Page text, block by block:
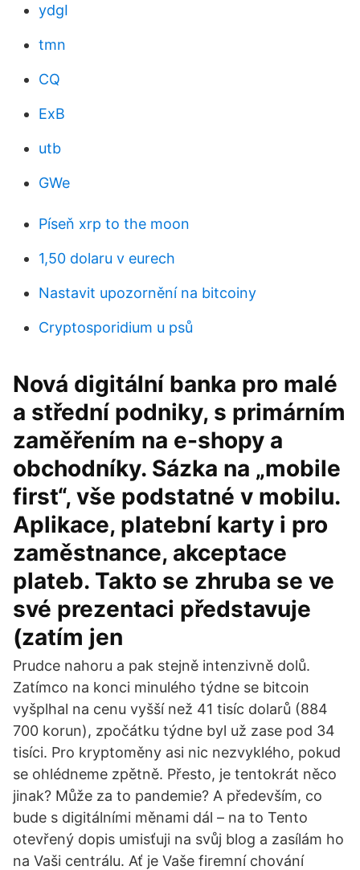
ydgI
tmn
CQ
ExB
utb
GWe
Píseň xrp to the moon
1,50 dolaru v eurech
Nastavit upozornění na bitcoiny
Cryptosporidium u psů
Nová digitální banka pro malé
a střední podniky, s primárním
zaměřením na e-shopy a
obchodníky. Sázka na „mobile
first“, vše podstatné v mobilu.
Aplikace, platební karty i pro
zaměstnance, akceptace
plateb. Takto se zhruba se ve
své prezentaci představuje
(zatím jen
Prudce nahoru a pak stejně intenzivně dolů.
Zatímco na konci minulého týdne se bitcoin
vyšplhal na cenu vyšší než 41 tisíc dolarů (884
700 korun), zpočátku týdne byl už zase pod 34
tisíci. Pro kryptoměny asi nic nezvyklého, pokud
se ohlédneme zpětně. Přesto, je tentokrát něco
jinak? Může za to pandemie? A především, co
bude s digitálními měnami dál – na to Tento
otevřený dopis umisťuji na svůj blog a zasílám ho
na Vaši centrálu. Ať je Vaše firemní chování